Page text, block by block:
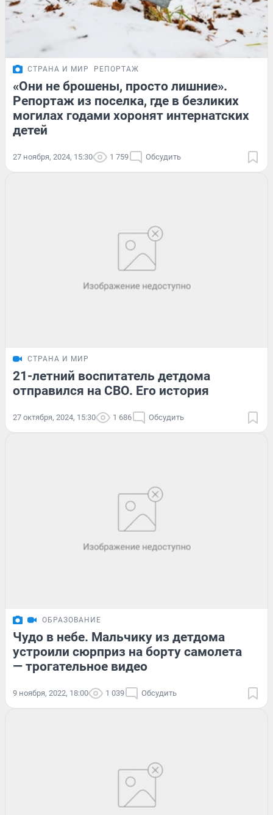
СТРАНА И МИР РЕПОРТАЖ
«Они не брошены, просто лишние».
Репортаж из поселка, где в безликих
могилах годами хоронят интернатских
детей
27 ноября, 2024, 15:30 1 759 Обсудить
СТРАНА И МИР
21-летний воспитатель детдома
отправился на СВО. Его история
27 октября, 2024, 15:30 1 686 Обсудить
ОБРАЗОВАНИЕ
Чудо в небе. Мальчику из детдома
устроили сюрприз на борту самолета
— трогательное видео
9 ноября, 2022, 18:00 1 039 Обсудить